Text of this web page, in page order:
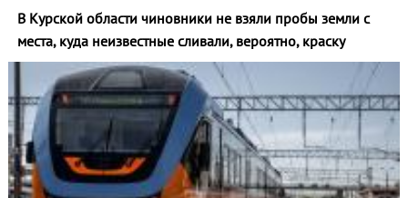
В Курской области чиновники не взяли пробы земли с
места, куда неизвестные сливали, вероятно, краску